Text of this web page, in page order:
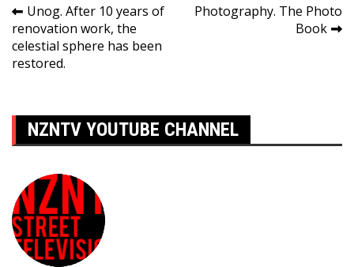
Navigation
de
l’article
Unog. After 10 years of
renovation work, the
celestial sphere has been
restored.
Photography. The Photo
Book
NZNTV YOUTUBE CHANNEL